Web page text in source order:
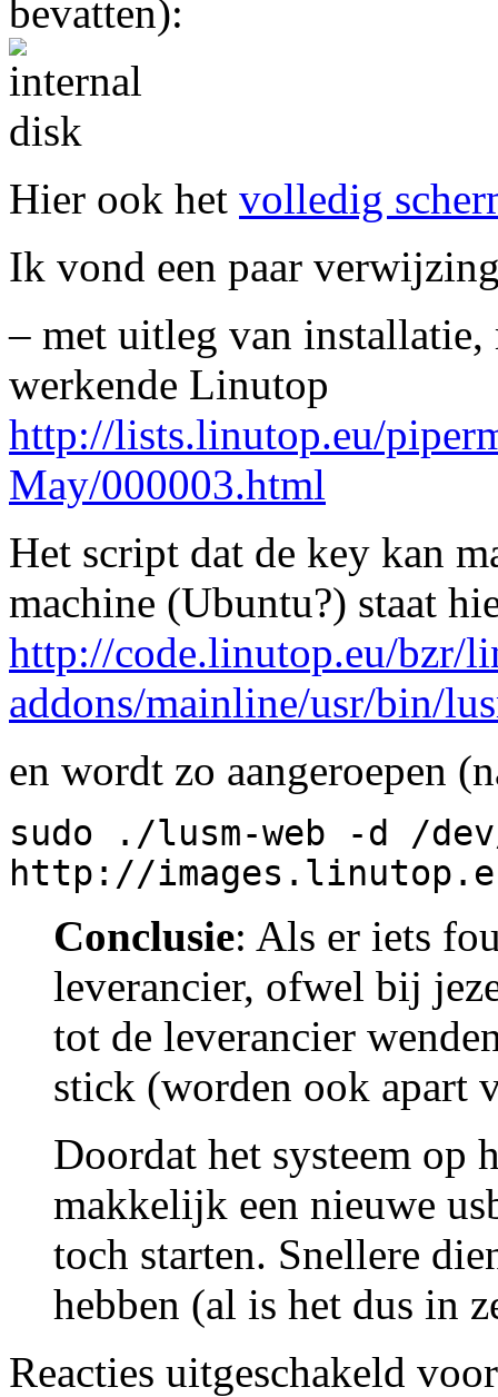
bevatten):
Hier ook het volledig
Ik vond een paar
– met uitleg van installatie,
werkende Linutop
http://lists.linutop.eu/
May/000003.html
Het script dat de key kan
machine (Ubuntu?) staat
http://code.linutop.eu/bzr/
addons/mainline/usr/bin/
en wordt zo aangeroepen
sudo ./lusm-web -d /
http://
Conclusie: Als er iets
leverancier, ofwel bij
tot de leverancier
stick (worden ook apart
Doordat het systeem op
makkelijk een nieuwe
toch starten. Snellere
hebben (al is het dus in
Reacties uitgeschakeld